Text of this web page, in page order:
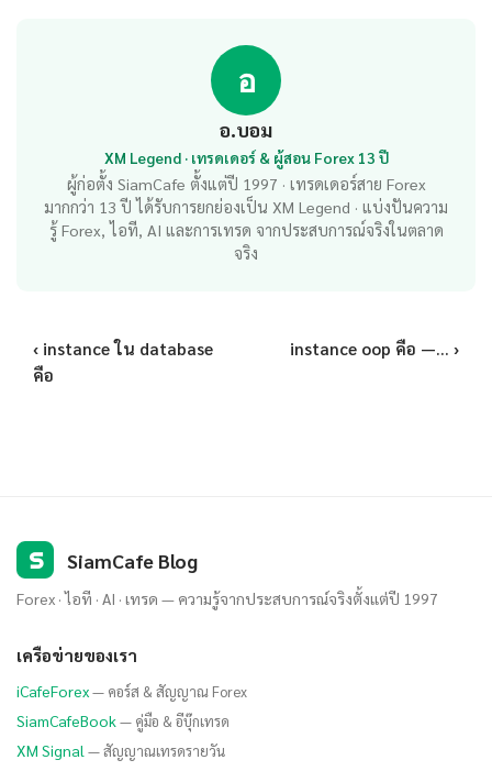
อ
อ.บอม
XM Legend · เทรดเดอร์ & ผู้สอน Forex 13 ปี
ผู้ก่อตั้ง SiamCafe ตั้งแต่ปี 1997 · เทรดเดอร์สาย Forex
มากกว่า 13 ปี ได้รับการยกย่องเป็น XM Legend · แบ่งปันความ
รู้ Forex, ไอที, AI และการเทรด จากประสบการณ์จริงในตลาด
จริง
‹ instance ใน database
คือ
instance oop คือ —... ›
S SiamCafe Blog
Forex · ไอที · AI · เทรด — ความรู้จากประสบการณ์จริงตั้งแต่ปี 1997
เครือข่ายของเรา
iCafeForex— คอร์ส & สัญญาณ Forex
SiamCafeBook— คู่มือ & อีบุ๊กเทรด
XM Signal — สัญญาณเทรดรายวัน